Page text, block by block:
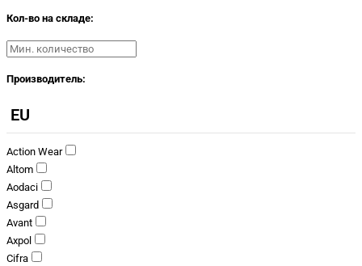
Кол-во на складе:
Производитель:
EU
Action Wear
Altom
Aodaci
Asgard
Avant
Axpol
Cifra